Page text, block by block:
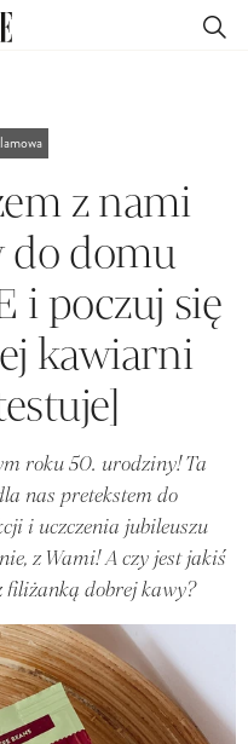
z nami
do domu
i poczuj się
kawiarni
roku 50. urodziny! Ta
nas pretekstem do
i uczczenia jubileuszu
z Wami! A czy jest jakiś
filiżanką dobrej kawy?